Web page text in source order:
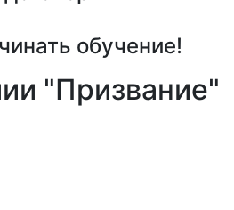
обучение!
"Призвание"